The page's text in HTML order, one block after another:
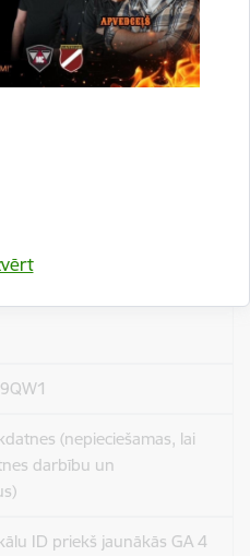
vietni.
(nepieciešamas, lai
darbību un
ID priekš jaunākās GA 4